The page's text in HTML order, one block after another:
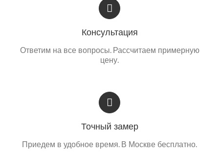
Консультация
Ответим на все вопросы. Рассчитаем примерную
цену.
Точный замер
Приедем в удобное время. В Москве бесплатно.